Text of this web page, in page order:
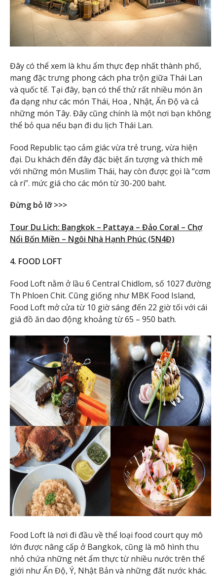
Đây có thể xem là khu ẩm thực đẹp nhất thành phố,
mang đặc trưng phong cách pha trộn giữa Thái Lan
và quốc tế. Tại đây, bạn có thể thử rất nhiều món ăn
đa dạng như các món Thái, Hoa , Nhật, Ấn Độ và cả
những món Tây. Đây cũng chính là một nơi bạn không
thể bỏ qua nếu bạn đi du lịch Thái Lan.
Food Republic tạo cảm giác vừa trẻ trung, vừa hiện
đại. Du khách đến đây đặc biệt ấn tượng và thích mê
với những món Muslim Thái, hay còn được gọi là “cơm
cà ri”. mức giá cho các món từ 30-200 baht.
Đừng bỏ lỡ >>>
Tour Du Lịch: Bangkok – Pattaya – Đảo Coral – Chợ
Nổi Bốn Miền – Ngôi Nhà Hạnh Phúc (5N4Đ)
4. FOOD LOFT
Food Loft nằm ở lầu 6 Central Chidlom, số 1027 đường
Th Phloen Chit. Cũng giống như MBK Food Island,
Food Loft mở cửa từ 10 giờ sáng đến 22 giờ tối với cái
giá đồ ăn dao động khoảng từ 65 – 950 bath.
Food Loft là nơi đi đầu về thể loại food court quy mô
lớn được nâng cấp ở Bangkok, cũng là mô hình thu
nhỏ chứa những nét ẩm thực từ nhiều nước trên thế
giới như Ấn Độ, Ý, Nhật Bản và những đất nước khác.